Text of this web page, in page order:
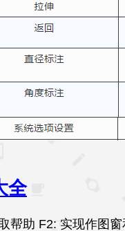
全
帮助 F2: 实现作图